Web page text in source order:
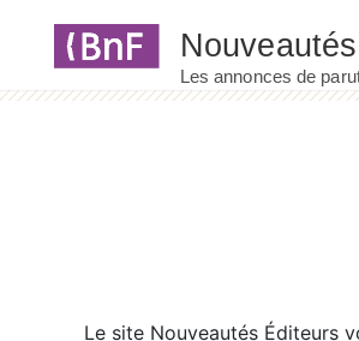
Le site Nouveautés Éditeurs